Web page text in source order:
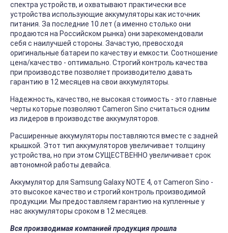
спектра устройств, и охватывают практически все
устройства использующие аккумуляторы как источник
питания. За последние 10 лет (а именно столько они
продаются на Российском рынка) они зарекомендовали
себя с наилучшей стороны. Зачастую, превосходя
оригинальные батареи по качеству и емкости. Соотношение
цена/качество - оптимально. Строгий контроль качества
при производстве позволяет производителю давать
гарантию в 12 месяцев на свои аккумуляторы.
Надежность, качество, не высокая стоимость - это главные
черты которые позволяют Cameron Sino считаться одним
из лидеров в производстве аккумуляторов.
Расширенные аккумуляторы поставляются вместе с задней
крышкой. Этот тип аккумуляторов увеличивает толщину
устройства, но при этом СУЩЕСТВЕННО увеличивает срок
автономной работы девайса.
Аккумулятор для Samsung Galaxy NOTE 4, от Cameron Sino -
это высокое качество и строгий контроль производимой
продукции. Мы предоставляем гарантию на купленные у
нас аккумуляторы сроком в 12 месяцев.
Вся производимая компанией продукция прошла